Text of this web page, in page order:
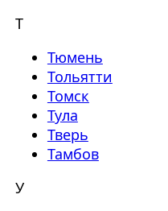
Т
Тюмень
Тольятти
Томск
Тула
Тверь
Тамбов
У